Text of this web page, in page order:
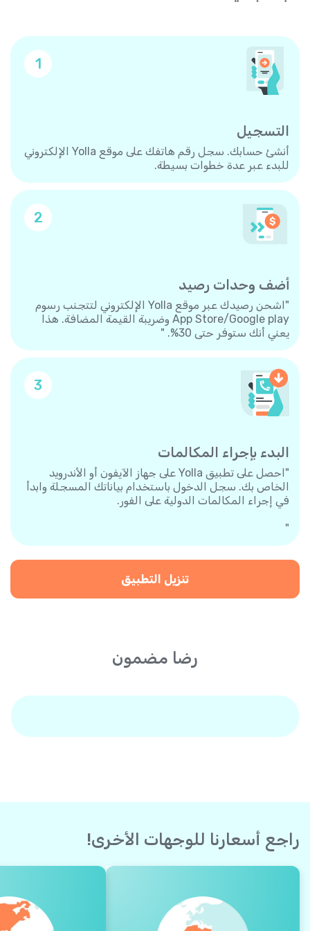
1
التسجيل
أنشئ حسابك. سجل رقم هاتفك على موقع Yolla الإلكتروني
للبدء عبر عدة خطوات بسيطة.
2
أضف وحدات رصيد
"اشحن رصيدك عبر موقع Yolla الإلكتروني لتتجنب رسوم
App Store/Google play وضريبة القيمة المضافة. هذا
يعني أنك ستوفر حتى 30%. "
3
البدء بإجراء المكالمات
"احصل على تطبيق Yolla على جهاز الآيفون أو الأندرويد
الخاص بك. سجل الدخول باستخدام بياناتك المسجلة وابدأ
في إجراء المكالمات الدولية على الفور.
"
تنزيل التطبيق
رضا مضمون
راجع أسعارنا للوجهات الأخرى!